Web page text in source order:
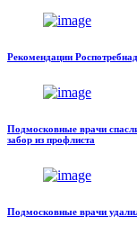
Рекомендации
Подмосковные врачи
забор из профлиста
Подмосковные врачи